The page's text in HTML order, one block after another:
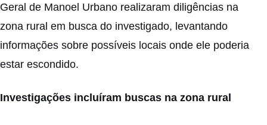
Geral de Manoel Urbano realizaram diligências na
zona rural em busca do investigado, levantando
informações sobre possíveis locais onde ele poderia
estar escondido.
Investigações incluíram buscas na zona rural